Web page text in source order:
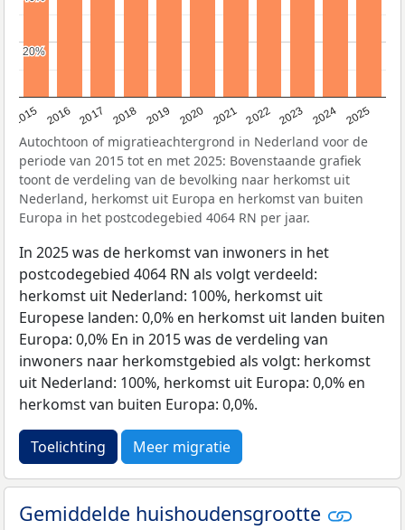
2015 2016 2017 2018 2019 2020 2021 2022 2023 2024 2025
20%
20%
Autochtoon of migratieachtergrond in Nederland voor de
periode van 2015 tot en met 2025: Bovenstaande grafiek
toont de verdeling van de bevolking naar herkomst uit
Nederland, herkomst uit Europa en herkomst van buiten
Europa in het postcodegebied 4064 RN per jaar.
In 2025 was de herkomst van inwoners in het
postcodegebied 4064 RN als volgt verdeeld:
herkomst uit Nederland: 100%, herkomst uit
Europese landen: 0,0% en herkomst uit landen buiten
Europa: 0,0% En in 2015 was de verdeling van
inwoners naar herkomstgebied als volgt: herkomst
uit Nederland: 100%, herkomst uit Europa: 0,0% en
herkomst van buiten Europa: 0,0%.
Toelichting Meer migratie
Gemiddelde huishoudensgrootte